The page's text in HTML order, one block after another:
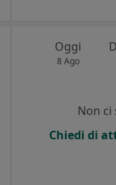
Oggi
8 Ago
Non ci
Chiedi di